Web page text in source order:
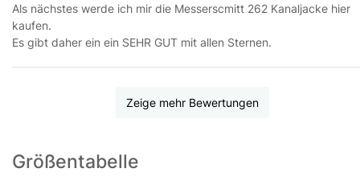
Als nächstes werde ich mir die Messerscmitt 262 Kanaljacke hier
kaufen.
Es gibt daher ein ein SEHR GUT mit allen Sternen.
Zeige mehr Bewertungen
Größentabelle